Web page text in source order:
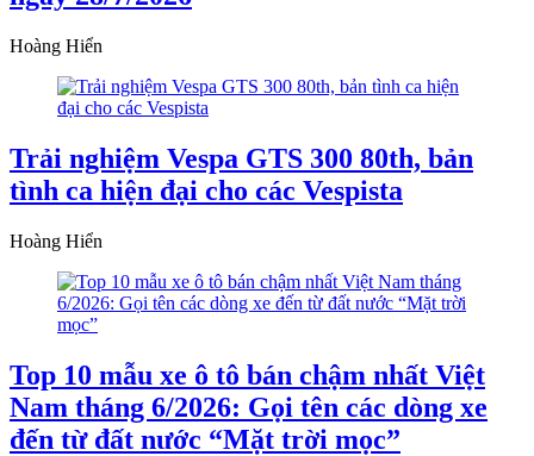
Hoàng Hiển
Trải nghiệm Vespa GTS 300 80th, bản
tình ca hiện đại cho các Vespista
Hoàng Hiển
Top 10 mẫu xe ô tô bán chậm nhất Việt
Nam tháng 6/2026: Gọi tên các dòng xe
đến từ đất nước “Mặt trời mọc”